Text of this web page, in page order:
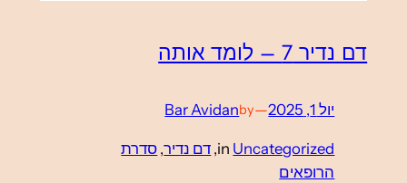
דם נדיר 7 – לומד אותה
יול 1, 2025 —
by
Bar Avidan
in Uncategorized
, דם נדיר, סדרת
הרופאים